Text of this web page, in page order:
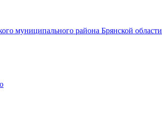
муниципального района Брянской области